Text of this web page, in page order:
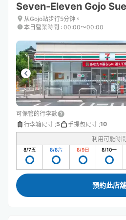
keyboard
shortcuts
for
changing
dates.
keyboard
shortcuts
for
changing
dates.
Seven-Eleven Gojo Sue
从Gojo站步行5分钟。
本日營業時間 : 00:00〜00:00
可保管的行李數
行李箱尺寸 :5 手提包尺寸 :10
利用可能時間
8/7五 8/8六 8/9日 8/10一
預約此店舖